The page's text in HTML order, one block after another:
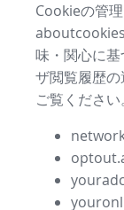
Cookieの管
味・関心に
ザ閲覧履歴
ご覧ください。